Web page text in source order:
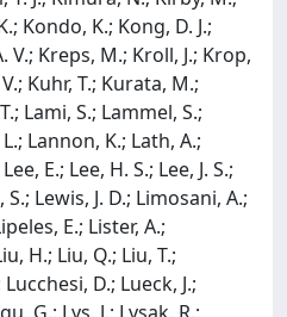
Kondo, K.; Kong, D. J.;
V.; Kreps, M.; Kroll, J.; Krop,
Kuhr, T.; Kurata, M.;
Lami, S.; Lammel, S.;
Lannon, K.; Lath, A.;
E.; Lee, H. S.; Lee, J. S.;
S.; Lewis, J. D.; Limosani, A.;
E.; Lister, A.;
H.; Liu, Q.; Liu, T.;
D.; Lueck, J.;